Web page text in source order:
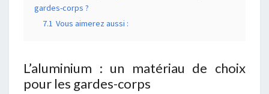
gardes-corps ?
7.1 Vous aimerez aussi :
L’aluminium : un matériau de choix
pour les gardes-corps